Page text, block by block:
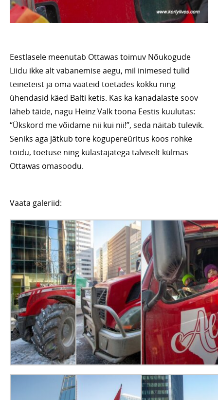
Eestlasele meenutab Ottawas toimuv Nõukogude
Liidu ikke alt vabanemise aegu, mil inimesed tulid
teineteist ja oma vaateid toetades kokku ning
ühendasid käed Balti ketis. Kas ka kanadalaste soov
läheb täide, nagu Heinz Valk toona Eestis kuulutas:
“Ükskord me võidame nii kui nii!”, seda näitab tulevik.
Seniks aga jätkub tore kogupereüritus koos rohke
toidu, toetuse ning külastajatega talviselt külmas
Ottawas omasoodu.
Vaata galeriid: